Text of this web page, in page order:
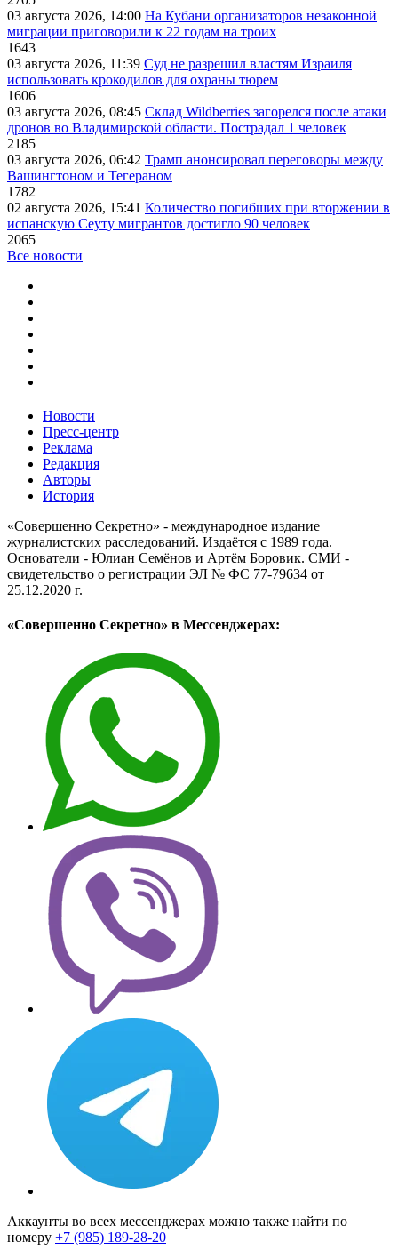
03 августа 2026, 14:00 На Кубани организаторов незаконной
миграции приговорили к 22 годам на троих
1643
03 августа 2026, 11:39 Суд не разрешил властям Израиля
использовать крокодилов для охраны тюрем
1606
03 августа 2026, 08:45 Склад Wildberries загорелся после атаки
дронов во Владимирской области. Пострадал 1 человек
2185
03 августа 2026, 06:42 Трамп анонсировал переговоры между
Вашингтоном и Тегераном
1782
02 августа 2026, 15:41 Количество погибших при вторжении в
испанскую Сеуту мигрантов достигло 90 человек
2065
Все новости
Новости
Пресс-центр
Реклама
Редакция
Авторы
История
«Совершенно Секретно» - международное издание
журналистских расследований. Издаётся с 1989 года.
Основатели - Юлиан Семёнов и Артём Боровик. CМИ -
свидетельство о регистрации ЭЛ № ФС 77-79634 от
25.12.2020 г.
«Совершенно Секретно» в Мессенджерах:
Аккаунты во всех мессенджерах можно также найти по
номеру +7 (985) 189-28-20